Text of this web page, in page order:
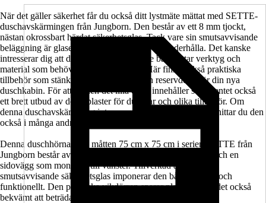
När det gäller säkerhet får du också ditt lystmäte mättat med SETTE-
duschavskärmingen från Jungborn. Den består av ett 8 mm tjockt,
nästan okrossbart härdat säkerhetsglas. Tack vare sin smutsavvisande
beläggning är glaset också glädjande lätt att underhålla. Det kanske
intresserar dig att du här i sortimentet inte bara hittar verktyg och
material som behövs för installationen. Här finns också praktiska
tillbehör som stänkskydd, tätningsset och reservdelar för din nya
duschkabin. För att ge den det lilla extra innehåller sortimentet också
ett brett utbud av dekorplaster för duschar och olika tillbehör. Om
denna duschavskärmning inte passar där du vill ha den så hittar du den
också i många andra storlekar.
Denna duschhörna med måtten 75 cm x 75 cm i serien SETTE från
Jungborn består av en duschdörr som monteras till höger och en
sidovägg som monteras till vänster. Tillverkad av klart och
smutsavvisande säkerhetsglas imponerar den både visuellt och
funktionellt. Den praktiska vikdörren sparar plats och gör det också
bekvämt att beträda och stiga ur duschen.